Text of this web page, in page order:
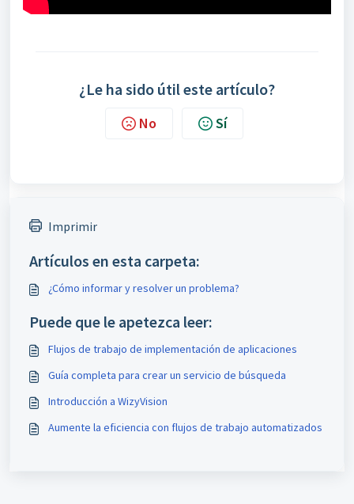
¿Le ha sido útil este artículo?
No Sí
Imprimir
Artículos en esta carpeta:
¿Cómo informar y resolver un problema?
Puede que le apetezca leer:
Flujos de trabajo de implementación de aplicaciones
Guía completa para crear un servicio de búsqueda
Introducción a WizyVision
Aumente la eficiencia con flujos de trabajo automatizados